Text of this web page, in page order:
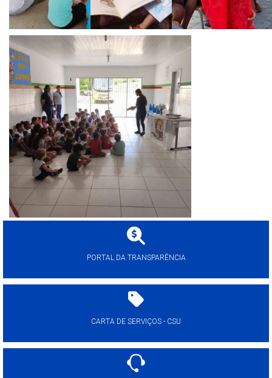
PORTAL DA TRANSPARÊNCIA
CARTA DE SERVIÇOS - CSU